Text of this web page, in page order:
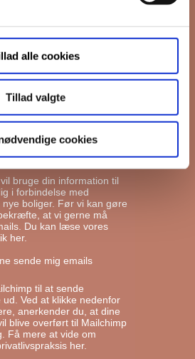
alle cookies
Tillad valgte
cookies
i
bruge din information til
i forbindelse med
nye boliger. Før vi kan gøre
at vi gerne må
Du kan læse vores
her.
sende mig emails
til at sende
ud. Ved at klikke nedenfor
anerkender du, at dine
blive overført til Mailchimp
Få mere at vide om
her.